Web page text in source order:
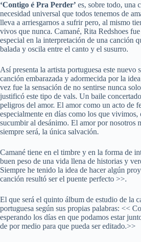
‘Contigo é Pra Perder’ es, sobre todo, una
necesidad universal que todos tenemos de
lleva a arriesgarnos a sufrir pero, al mismo
vivos que nunca. Camané, Rita Redshoes
especial en la interpretación de una canción
balada y oscila entre el canto y el susurro.
Así presenta la artista portuguesa este nuevo
canción embarazada y adormecida por la
vez fue la sensación de no sentirse nunca
justificó este tipo de vals. Un baile
peligros del amor. El amor como un acto de
especialmente en días como los que vivimos,
sucumbir al desánimo. El amor por nosotros
siempre será, la única salvación.
Camané tiene en el timbre y en la forma de
buen peso de una vida llena de historias y
Siempre he tenido la idea de hacer algún
canción resultó ser el puente perfecto >>.
El que será el quinto álbum de estudio de la
portuguesa según sus propias palabras: <<
esperando los días en que podamos estar
de por medio para que pueda ser editado.>>